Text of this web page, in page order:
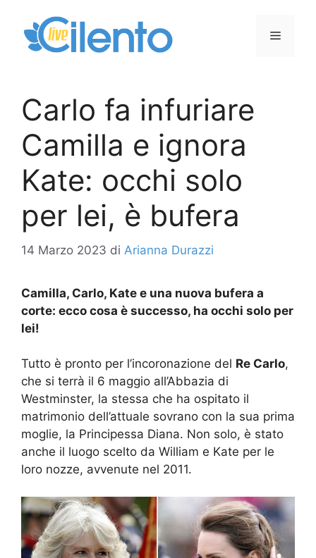
contenuto
Menu
Carlo fa infuriare
Camilla e ignora
Kate: occhi solo
per lei, è bufera
14 Marzo 2023 di Arianna Durazzi
Camilla, Carlo, Kate e una nuova bufera a
corte: ecco cosa è successo, ha occhi solo per
lei!
Tutto è pronto per l’incoronazione del Re Carlo,
che si terrà il 6 maggio all’Abbazia di
Westminster, la stessa che ha ospitato il
matrimonio dell’attuale sovrano con la sua prima
moglie, la Principessa Diana. Non solo, è stato
anche il luogo scelto da William e Kate per le
loro nozze, avvenute nel 2011.